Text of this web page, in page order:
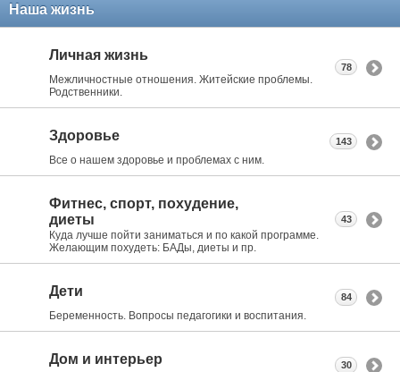
Наша жизнь
Личная жизнь
Межличностные отношения. Житейские проблемы.
Родственники.
78
Здоровье
Все о нашем здоровье и проблемах с ним.
143
Фитнес, спорт, похудение,
диеты
Куда лучше пойти заниматься и по какой программе.
Желающим похудеть: БАДы, диеты и пр.
43
Дети
Беременность. Вопросы педагогики и воспитания.
84
Дом и интерьер 30